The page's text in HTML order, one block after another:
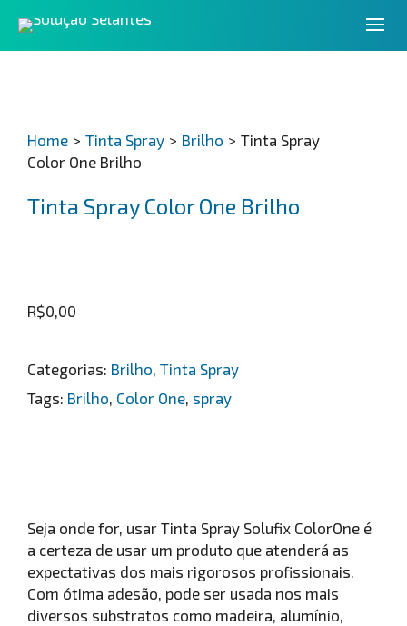
Home > Tinta Spray > Brilho > Tinta Spray
Color One Brilho
Tinta Spray Color One Brilho
R$0,00
Categorias: Brilho, Tinta Spray
Tags: Brilho, Color One, spray
Seja onde for, usar Tinta Spray Solufix ColorOne é
a certeza de usar um produto que atenderá as
expectativas dos mais rigorosos profissionais.
Com ótima adesão, pode ser usada nos mais
diversos substratos como madeira, alumínio,